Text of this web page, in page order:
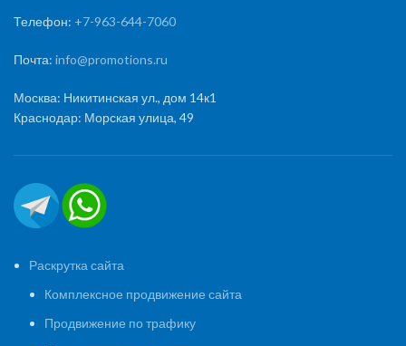
Телефон: +7-963-644-7060
Почта: info@promotions.ru
Москва: Никитинская ул., дом 14к1
Краснодар: Морская улица, 49
Раскрутка сайта
Комплексное продвижение сайта
Продвижение по трафику